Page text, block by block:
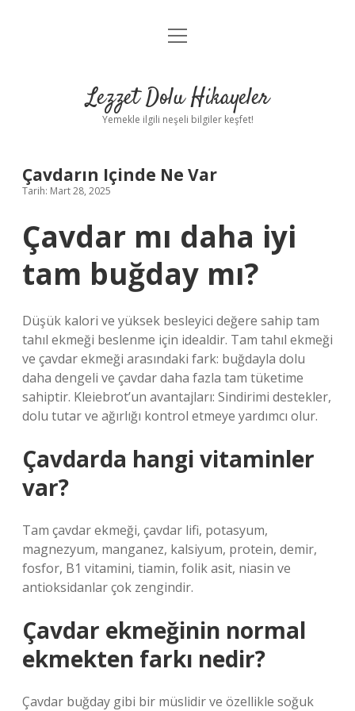
Anasayfa
Yasal Uyarı
menüyü
Lezzet Dolu Hikayeler
Yemekle ilgili neşeli bilgiler keşfet!
Çavdarın Içinde Ne Var
Tarih: Mart 28, 2025
Çavdar mı daha iyi
tam buğday mı?
Düşük kalori ve yüksek besleyici değere sahip tam
tahıl ekmeği beslenme için idealdir. Tam tahıl ekmeği
ve çavdar ekmeği arasındaki fark: buğdayla dolu
daha dengeli ve çavdar daha fazla tam tüketime
sahiptir. Kleiebrot’un avantajları: Sindirimi destekler,
dolu tutar ve ağırlığı kontrol etmeye yardımcı olur.
Çavdarda hangi vitaminler
var?
Tam çavdar ekmeği, çavdar lifi, potasyum,
magnezyum, manganez, kalsiyum, protein, demir,
fosfor, B1 vitamini, tiamin, folik asit, niasin ve
antioksidanlar çok zengindir.
Çavdar ekmeğinin normal
ekmekten farkı nedir?
Çavdar buğday gibi bir müslidir ve özellikle soğuk